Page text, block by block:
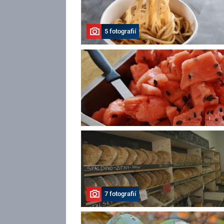
5 fotografií
7 fotografií